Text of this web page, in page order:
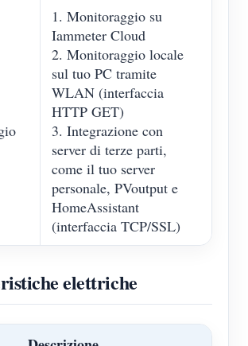
1. Monitoraggio su
Iammeter Cloud
2. Monitoraggio locale
sul tuo PC tramite
WLAN (interfaccia
HTTP GET)
3. Integrazione con
server di terze parti,
come il tuo server
personale, PVoutput e
HomeAssistant
(interfaccia TCP/SSL)
elettriche